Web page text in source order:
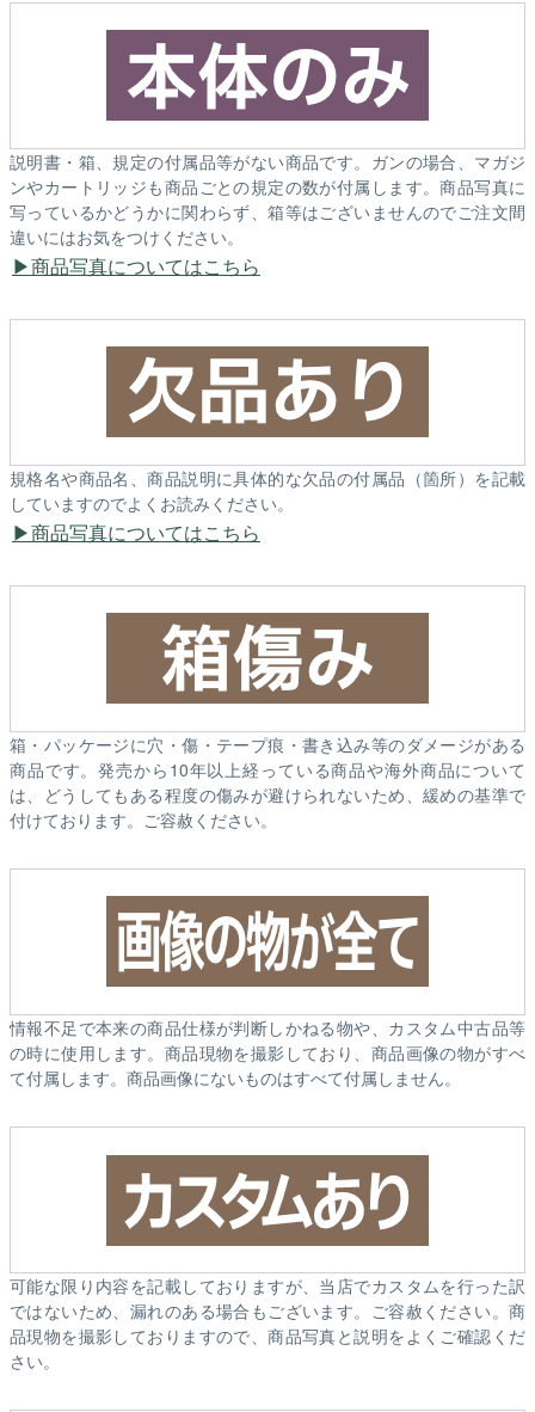
説明書・箱、規定の付属品等がない商品です。ガンの場合、マガジ
ンやカートリッジも商品ごとの規定の数が付属します。商品写真に
写っているかどうかに関わらず、箱等はございませんのでご注文間
違いにはお気をつけください。
商品写真についてはこちら
規格名や商品名、商品説明に具体的な欠品の付属品（箇所）を記載
していますのでよくお読みください。
商品写真についてはこちら
箱・パッケージに穴・傷・テープ痕・書き込み等のダメージがある
商品です。発売から10年以上経っている商品や海外商品について
は、どうしてもある程度の傷みが避けられないため、緩めの基準で
付けております。ご容赦ください。
情報不足で本来の商品仕様が判断しかねる物や、カスタム中古品等
の時に使用します。商品現物を撮影しており、商品画像の物がすべ
て付属します。商品画像にないものはすべて付属しません。
可能な限り内容を記載しておりますが、当店でカスタムを行った訳
ではないため、漏れのある場合もございます。ご容赦ください。商
品現物を撮影しておりますので、商品写真と説明をよくご確認くだ
さい。